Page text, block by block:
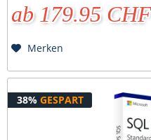
ab 179.95 CHF
Merken
38% GESPART